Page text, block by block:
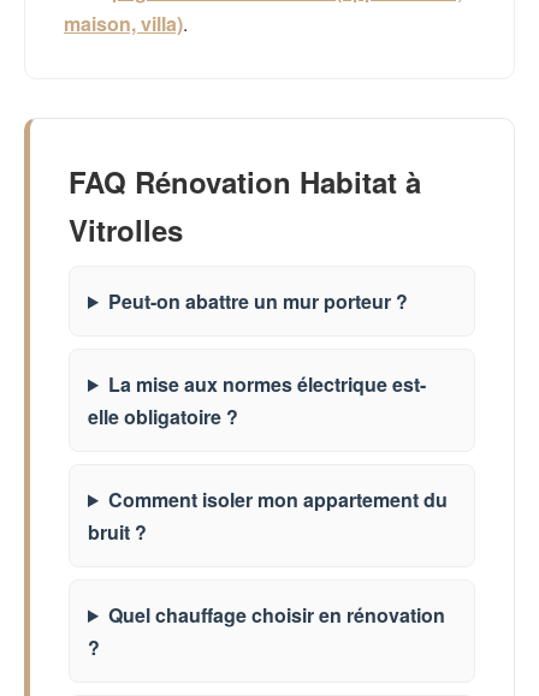
maison, villa).
FAQ Rénovation Habitat à
Vitrolles
Peut-on abattre un mur porteur ?
La mise aux normes électrique est-
elle obligatoire ?
Comment isoler mon appartement du
bruit ?
Quel chauffage choisir en rénovation
?